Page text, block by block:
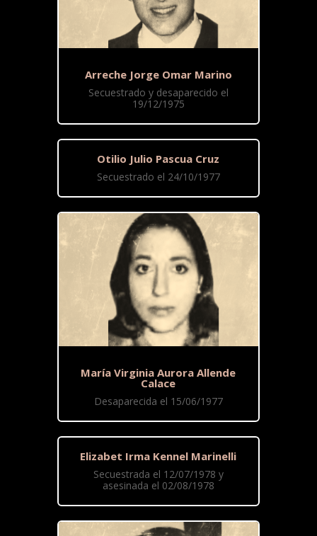
Arreche Jorge Omar Marino
Secuestrado y desaparecido el
19/12/1975
Otilio Julio Pascua Cruz
Secuestrado el 24/10/1977
María Virginia Aurora Allende
Calace
Desaparecida el 15/06/1977
Elizabet Irma Kennel Marinelli
Secuestrada el 12/07/1978 y
asesinada el 02/08/1978